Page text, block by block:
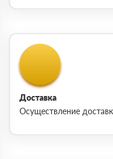
Доставка
Осуществление